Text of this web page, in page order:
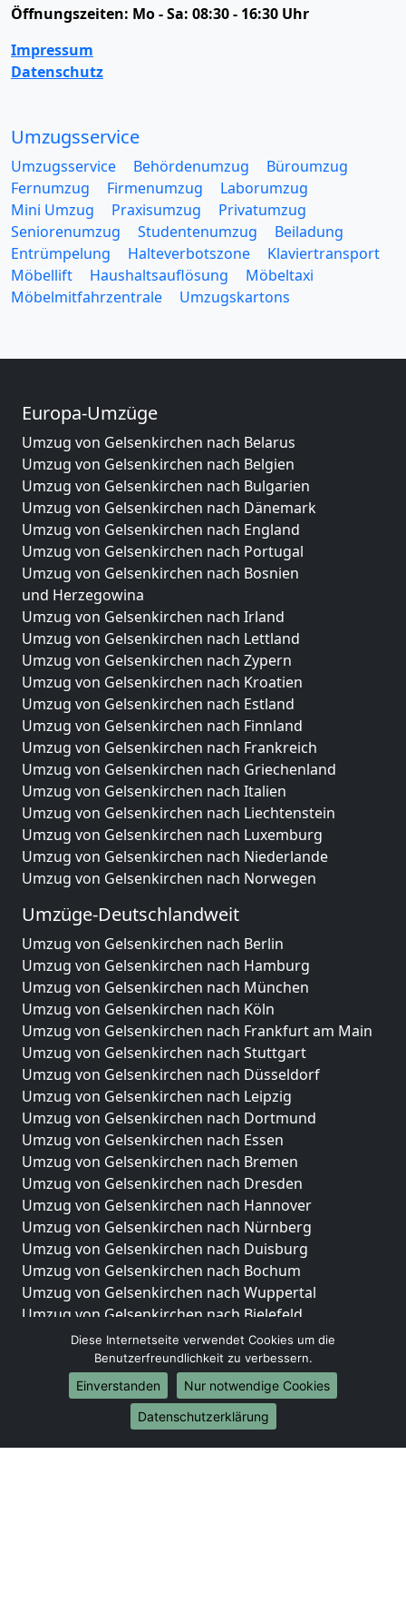
Öffnungszeiten: Mo - Sa: 08:30 - 16:30 Uhr
Impressum
Datenschutz
Umzugsservice
Umzugsservice Behördenumzug
Büroumzug
Fernumzug
Firmenumzug
Laborumzug
Mini Umzug
Praxisumzug
Privatumzug
Seniorenumzug
Studentenumzug
Beiladung
Entrümpelung
Halteverbotszone
Klaviertransport
Möbellift
Haushaltsauflösung
Möbeltaxi
Möbelmitfahrzentrale
Umzugskartons
Europa-Umzüge
Umzug von Gelsenkirchen nach Belarus
Umzug von Gelsenkirchen nach Belgien
Umzug von Gelsenkirchen nach Bulgarien
Umzug von Gelsenkirchen nach Dänemark
Umzug von Gelsenkirchen nach England
Umzug von Gelsenkirchen nach Portugal
Umzug von Gelsenkirchen nach Bosnien
und Herzegowina
Umzug von Gelsenkirchen nach Irland
Umzug von Gelsenkirchen nach Lettland
Umzug von Gelsenkirchen nach Zypern
Umzug von Gelsenkirchen nach Kroatien
Umzug von Gelsenkirchen nach Estland
Umzug von Gelsenkirchen nach Finnland
Umzug von Gelsenkirchen nach Frankreich
Umzug von Gelsenkirchen nach Griechenland
Umzug von Gelsenkirchen nach Italien
Umzug von Gelsenkirchen nach Liechtenstein
Umzug von Gelsenkirchen nach Luxemburg
Umzug von Gelsenkirchen nach Niederlande
Umzug von Gelsenkirchen nach Norwegen
Umzüge-Deutschlandweit
Umzug von Gelsenkirchen nach Berlin
Umzug von Gelsenkirchen nach Hamburg
Umzug von Gelsenkirchen nach München
Umzug von Gelsenkirchen nach Köln
Umzug von Gelsenkirchen nach Frankfurt am Main
Umzug von Gelsenkirchen nach Stuttgart
Umzug von Gelsenkirchen nach Düsseldorf
Umzug von Gelsenkirchen nach Leipzig
Umzug von Gelsenkirchen nach Dortmund
Umzug von Gelsenkirchen nach Essen
Umzug von Gelsenkirchen nach Bremen
Umzug von Gelsenkirchen nach Dresden
Umzug von Gelsenkirchen nach Hannover
Umzug von Gelsenkirchen nach Nürnberg
Umzug von Gelsenkirchen nach Duisburg
Umzug von Gelsenkirchen nach Bochum
Umzug von Gelsenkirchen nach Wuppertal
Umzug von Gelsenkirchen nach Bielefeld
Umzug von Gelsenkirchen nach Bonn
Umzug von Gelsenkirchen nach Münster
Internationale-Umzüge
Umzug von Gelsenkirchen nach Brasilien
Umzug von Gelsenkirchen nach Brunei Darussalam
Diese Internetseite verwendet Cookies um die
Benutzerfreundlichkeit zu verbessern.
Einverstanden
Nur notwendige Cookies
Datenschutzerklärung